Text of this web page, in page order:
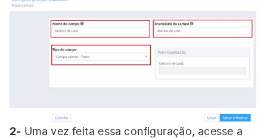
2- Uma vez feita essa configuração, acesse a